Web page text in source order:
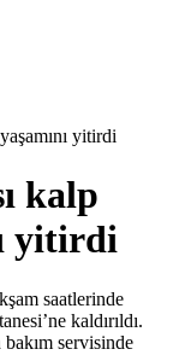
yitirdi
kalp
yitirdi
saatlerinde
kaldırıldı.
servisinde